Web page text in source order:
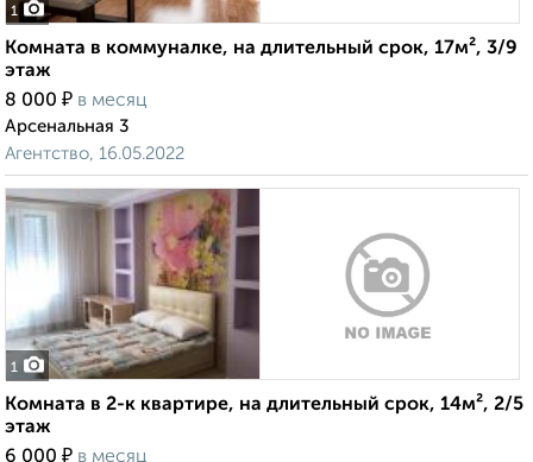
1
Комната в коммуналке, на длительный срок, 17м², 3/9
этаж
8 000 ₽ в месяц
Арсенальная 3
Агентство, 16.05.2022
1
Комната в 2-к квартире, на длительный срок, 14м², 2/5
этаж
6 000 ₽ в месяц